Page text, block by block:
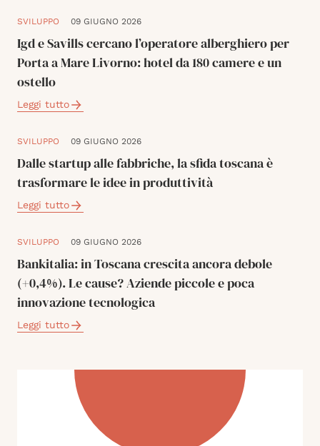
SVILUPPO 09 GIUGNO 2026
Igd e Savills cercano l’operatore alberghiero per
Porta a Mare Livorno: hotel da 180 camere e un
ostello
Leggi tutto
SVILUPPO 09 GIUGNO 2026
Dalle startup alle fabbriche, la sfida toscana è
trasformare le idee in produttività
Leggi tutto
SVILUPPO 09 GIUGNO 2026
Bankitalia: in Toscana crescita ancora debole
(+0,4%). Le cause? Aziende piccole e poca
innovazione tecnologica
Leggi tutto